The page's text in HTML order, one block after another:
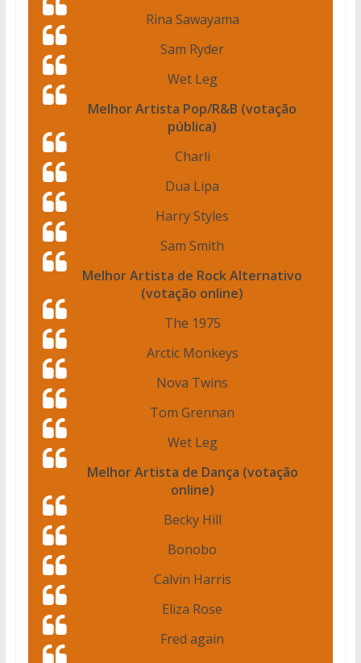
Rina Sawayama
Sam Ryder
Wet Leg
Melhor Artista Pop/R&B (votação
pública)
Charli
Dua Lipa
Harry Styles
Sam Smith
Melhor Artista de Rock Alternativo
(votação online)
The 1975
Arctic Monkeys
Nova Twins
Tom Grennan
Wet Leg
Melhor Artista de Dança (votação
online)
Becky Hill
Bonobo
Calvin Harris
Eliza Rose
Fred again